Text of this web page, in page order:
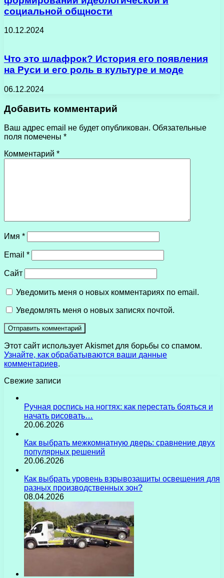
социальной общности
10.12.2024
Что это шлафрок? История его появления
на Руси и его роль в культуре и моде
06.12.2024
Добавить комментарий
Ваш адрес email не будет опубликован. Обязательные
поля помечены *
Комментарий *
Имя *
Email *
Сайт
Уведомить меня о новых комментариях по email.
Уведомлять меня о новых записях почтой.
Этот сайт использует Akismet для борьбы со спамом.
Узнайте, как обрабатываются ваши данные
комментариев.
Свежие записи
Ручная роспись на ногтях: как перестать бояться и
начать рисовать…
20.06.2026
Как выбрать межкомнатную дверь: сравнение двух
популярных решений
20.06.2026
Как выбрать уровень взрывозащиты освещения для
разных производственных зон?
08.04.2026